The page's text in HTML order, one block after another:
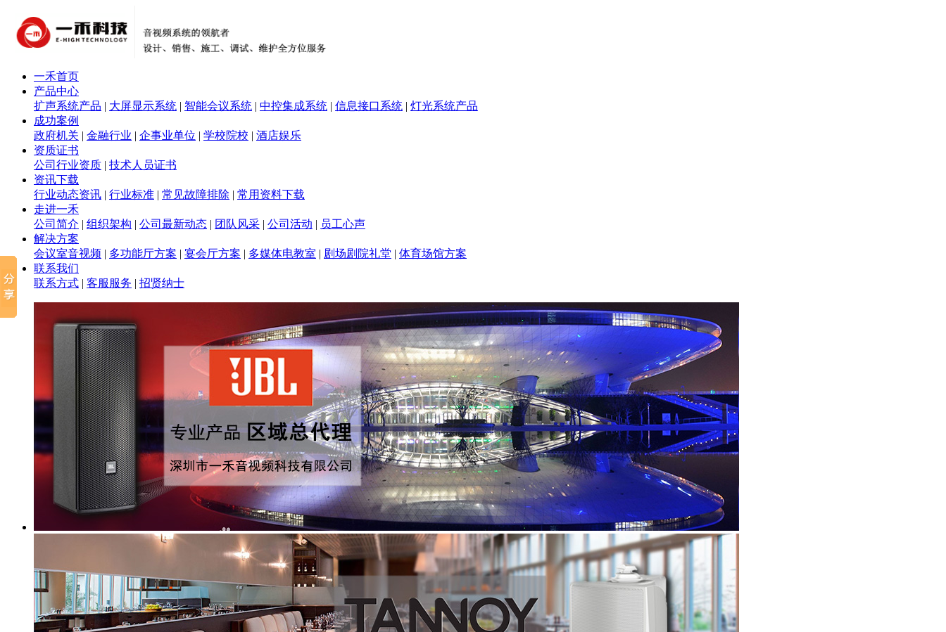
一禾首页
产品中心
扩声系统产品 | 大屏显示系统 | 智能会议系统 | 中控集成系统 | 信息接口系统 | 灯光系统产品
成功案例
政府机关 | 金融行业 | 企事业单位 | 学校院校 | 酒店娱乐
资质证书
公司行业资质 | 技术人员证书
资讯下载
行业动态资讯 | 行业标准 | 常见故障排除 | 常用资料下载
走进一禾
公司简介 | 组织架构 | 公司最新动态 | 团队风采 | 公司活动 | 员工心声
解决方案
会议室音视频 | 多功能厅方案 | 宴会厅方案 | 多媒体电教室 | 剧场剧院礼堂 | 体育场馆方案
联系我们
联系方式 | 客服服务 | 招贤纳士